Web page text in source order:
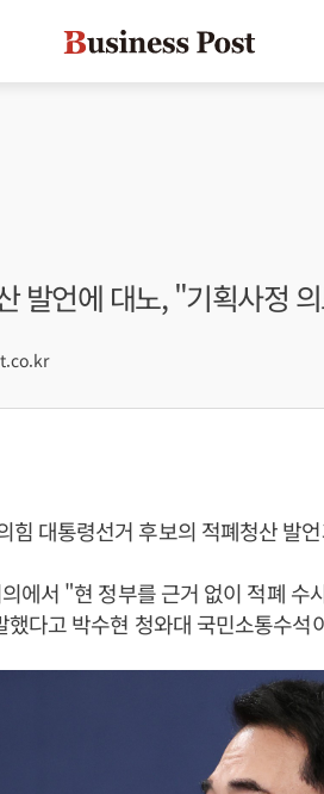
발언에 대노, "기획사정
힘 대통령선거 후보의 적폐청산 발
에서 "현 정부를 근거 없이 적폐 수
다고 박수현 청와대 국민소통수석